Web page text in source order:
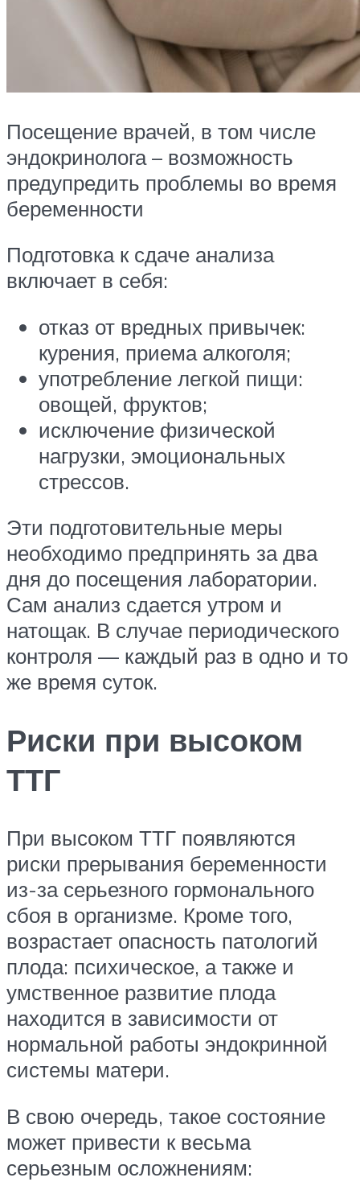
Посещение врачей, в том числе
эндокринолога – возможность
предупредить проблемы во время
беременности
Подготовка к сдаче анализа
включает в себя:
отказ от вредных привычек:
курения, приема алкоголя;
употребление легкой пищи:
овощей, фруктов;
исключение физической
нагрузки, эмоциональных
стрессов.
Эти подготовительные меры
необходимо предпринять за два
дня до посещения лаборатории.
Сам анализ сдается утром и
натощак. В случае периодического
контроля — каждый раз в одно и то
же время суток.
Риски при высоком
ТТГ
При высоком ТТГ появляются
риски прерывания беременности
из-за серьезного гормонального
сбоя в организме. Кроме того,
возрастает опасность патологий
плода: психическое, а также и
умственное развитие плода
находится в зависимости от
нормальной работы эндокринной
системы матери.
В свою очередь, такое состояние
может привести к весьма
серьезным осложнениям: